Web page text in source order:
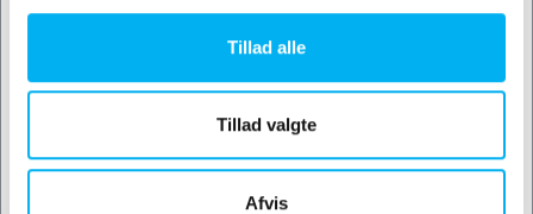
Tillad alle
Tillad valgte
Afvis
Job
KH OneStop - Reparationsværksted
KH OneStop - Karet